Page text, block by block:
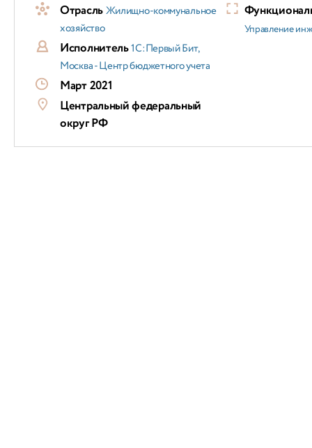
ОтрасльЖилищно-коммунальное
хозяйство
Исполнитель1С:Первый Бит,
Москва - Центр бюджетного учета
Март 2021
Центральный федеральный
округ РФ
Управление